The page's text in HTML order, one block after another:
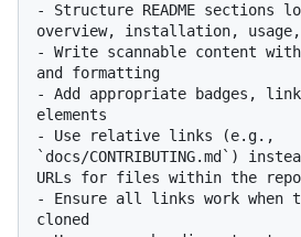
- Structure README sections
overview, installation,
- Write scannable content
and formatting
- Add appropriate badges,
elements
- Use relative links (e.g.,
`docs/CONTRIBUTING.md`)
URLs for files within the
- Ensure all links work when
cloned